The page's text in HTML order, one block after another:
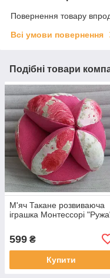
Повернення товару
Всі умови повернення
Подібні товари
М'яч Такане розвиваюча
іграшка Монтессорі
599 ₴
Купити